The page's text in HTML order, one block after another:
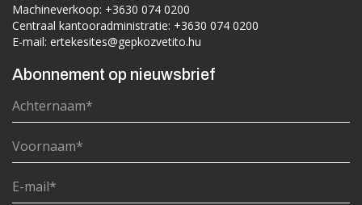
Machineverkoop: +3630 074 0200
Centraal kantooradministratie: +3630 074 0200
E-mail: ertekesites@gepkozvetito.hu
Abonnement op nieuwsbrief